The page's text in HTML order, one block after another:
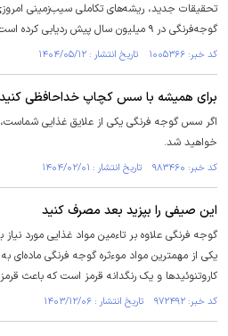
تحقیقات جدید، ریشه‌های تکاملی سیب‌زمینی امروزی
گوجه‌فرنگی در ۹ میلیون سال پیش ردیابی کرده است.
کد خبر: ۱۰۰۵۳۶۶ تاریخ انتشار : ۱۴۰۴/۰۵/۱۲
برای همیشه با سس کچاپ خداحافظی کنید
اگر سس گوجه فرنگی یکی از علایق غذایی شماست،
خواهید شد.
کد خبر: ۹۸۳۴۶۰ تاریخ انتشار : ۱۴۰۴/۰۲/۰۱
این صیفی را بپزید بعد مصرف کنید
گوجه فرنگی علاوه بر تاءمین مواد غذایی مورد نیاز
کاروتنوئید‌ها و یک رنگدانه قرمز است که باعث
کد خبر: ۹۷۲۴۹۲ تاریخ انتشار : ۱۴۰۳/۱۲/۰۶